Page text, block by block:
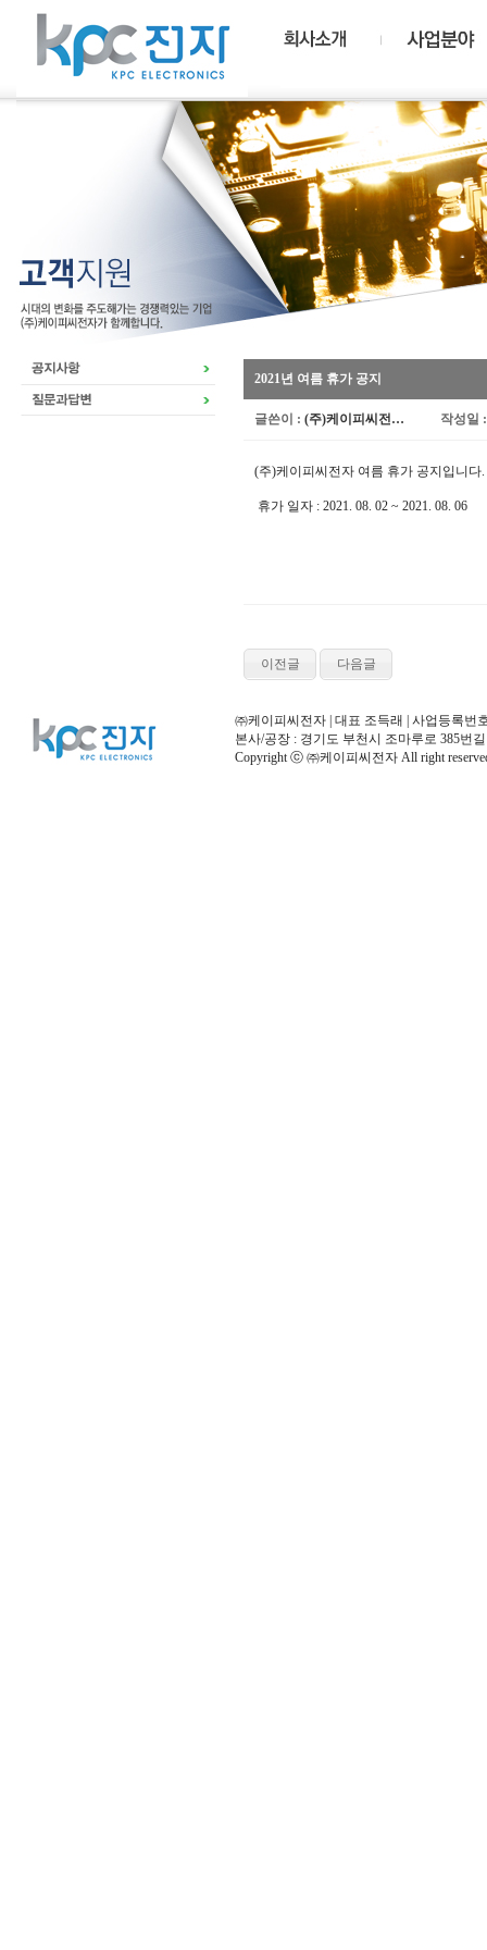
2021년 여름 휴가 공지
글쓴이 : (주)케이피씨전… 작성일
(주)케이피씨전자 여름 휴가 공지입니다.
휴가 일자 : 2021. 08. 02 ~ 2021. 08. 06
이전글 다음글
㈜케이피씨전자 | 대표 조득래 | 사업등록번
본사/공장 : 경기도 부천시 조마루로 385번길
Copyright ⓒ ㈜케이피씨전자 All right